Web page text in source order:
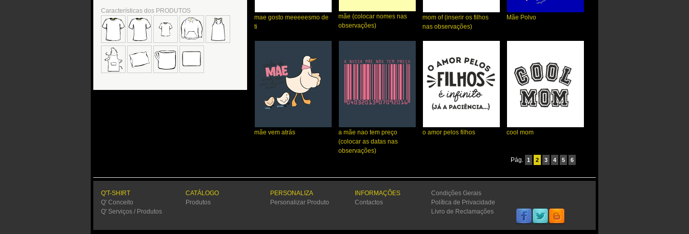
Características dos PRODUTOS
mae gosto meeeeesmo de
ti
mãe (colocar nomes nas
observações)
mom of (inserir os filhos
nas observações)
Mãe Polvo
mãe vem atrás
a mãe nao tem preço
(colocar as datas nas
observações)
o amor pelos filhos cool mom
Pág. 1 2 3 4 5 6
Q'T-SHIRT
Q' Conceito
Q' Serviços / Produtos
CATÁLOGO
Produtos
PERSONALIZA
Personalizar Produto
INFORMAÇÕES
Contactos
Condições Gerais
Política de Privacidade
Livro de Reclamações